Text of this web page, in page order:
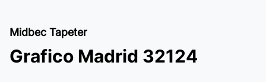
Midbec Tapeter
Grafico Madrid 32124